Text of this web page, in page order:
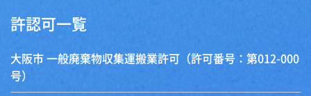
許認可一覧
大阪市 一般廃棄物収集運搬業許可（許可番号：第012-000
号）